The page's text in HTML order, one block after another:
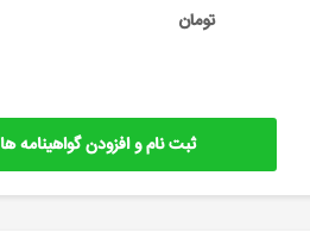
تومان
ثبت نام و افزودن گواهینامه ها